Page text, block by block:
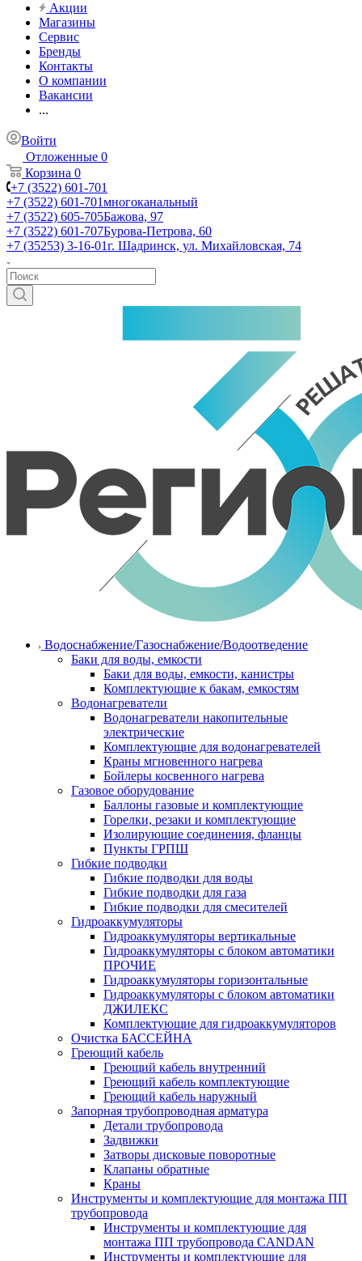
Акции
Магазины
Сервис
Бренды
Контакты
О компании
Вакансии
...
Войти
Отложенные 0
Корзина 0
+7 (3522) 601-701
+7 (3522) 601-701многоканальный
+7 (3522) 605-705Бажова, 97
+7 (3522) 601-707Бурова-Петрова, 60
+7 (35253) 3-16-01г. Шадринск, ул. Михайловская, 74
Водоснабжение/Газоснабжение/Водоотведение
Баки для воды, емкости
Баки для воды, емкости, канистры
Комплектующие к бакам, емкостям
Водонагреватели
Водонагреватели накопительные
электрические
Комплектующие для водонагревателей
Краны мгновенного нагрева
Бойлеры косвенного нагрева
Газовое оборудование
Баллоны газовые и комплектующие
Горелки, резаки и комплектующие
Изолирующие соединения, фланцы
Пункты ГРПШ
Гибкие подводки
Гибкие подводки для воды
Гибкие подводки для газа
Гибкие подводки для смесителей
Гидроаккумуляторы
Гидроаккумуляторы вертикальные
Гидроаккумуляторы с блоком автоматики
ПРОЧИЕ
Гидроаккумуляторы горизонтальные
Гидроаккумуляторы с блоком автоматики
ДЖИЛЕКС
Комплектующие для гидроаккумуляторов
Очистка БАССЕЙНА
Греющий кабель
Греющий кабель внутренний
Греющий кабель комплектующие
Греющий кабель наружный
Запорная трубопроводная арматура
Детали трубопровода
Задвижки
Затворы дисковые поворотные
Клапаны обратные
Краны
Инструменты и комплектующие для монтажа ПП
трубопровода
Инструменты и комплектующие для
монтажа ПП трубопровода CANDAN
Инструменты и комплектующие для